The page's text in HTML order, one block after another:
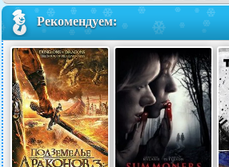
Рекомендуем: